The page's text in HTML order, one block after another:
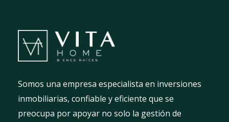
Somos una empresa especialista en inversiones
inmobiliarias, confiable y eficiente que se
preocupa por apoyar no solo la gestión de